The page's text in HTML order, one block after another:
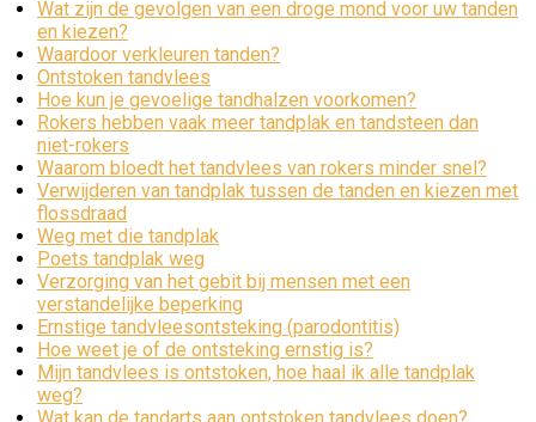
Wat zijn de gevolgen van een droge mond voor uw tanden
en kiezen?
Waardoor verkleuren tanden?
Ontstoken tandvlees
Hoe kun je gevoelige tandhalzen voorkomen?
Rokers hebben vaak meer tandplak en tandsteen dan
niet-rokers
Waarom bloedt het tandvlees van rokers minder snel?
Verwijderen van tandplak tussen de tanden en kiezen met
flossdraad
Weg met die tandplak
Poets tandplak weg
Verzorging van het gebit bij mensen met een
verstandelijke beperking
Ernstige tandvleesontsteking (parodontitis)
Hoe weet je of de ontsteking ernstig is?
Mijn tandvlees is ontstoken, hoe haal ik alle tandplak
weg?